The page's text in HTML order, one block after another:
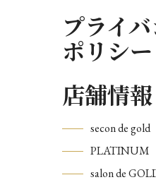
プライ
ポリシー
店舗情報
secon de gold
PLATINUM
salon de